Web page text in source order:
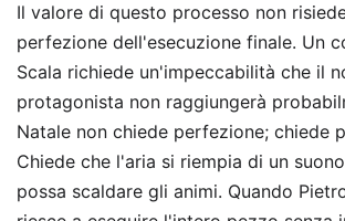
Il valore di questo processo non
perfezione dell'esecuzione finale. Un
Scala richiede un'impeccabilità che il
protagonista non raggiungerà
Natale non chiede perfezione; chiede
Chiede che l'aria si riempia di un
possa scaldare gli animi. Quando